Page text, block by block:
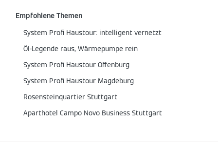
Empfohlene Themen
System Profi Haustour: intelligent vernetzt
Öl-Legende raus, Wärmepumpe rein
System Profi Haustour Offenburg
System Profi Haustour Magdeburg
Rosensteinquartier Stuttgart
Aparthotel Campo Novo Business Stuttgart